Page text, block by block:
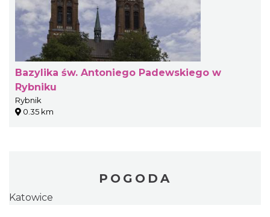
Bazylika św. Antoniego Padewskiego w
Rybniku
Rybnik
0.35 km
POGODA
Katowice